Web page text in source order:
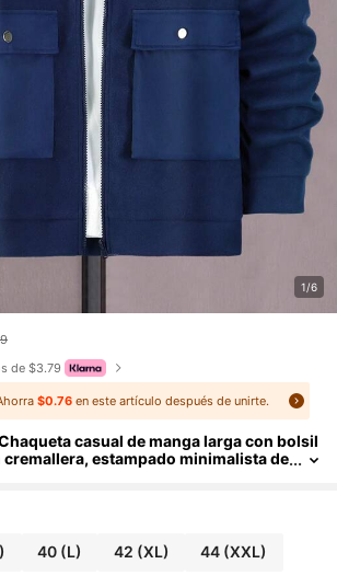
1/6
de $3.79
$0.76en este artículo después de unirte.
casual de manga larga con bolsil
estampado minimalista de
40(L) 42 (XL) 44 (XXL)